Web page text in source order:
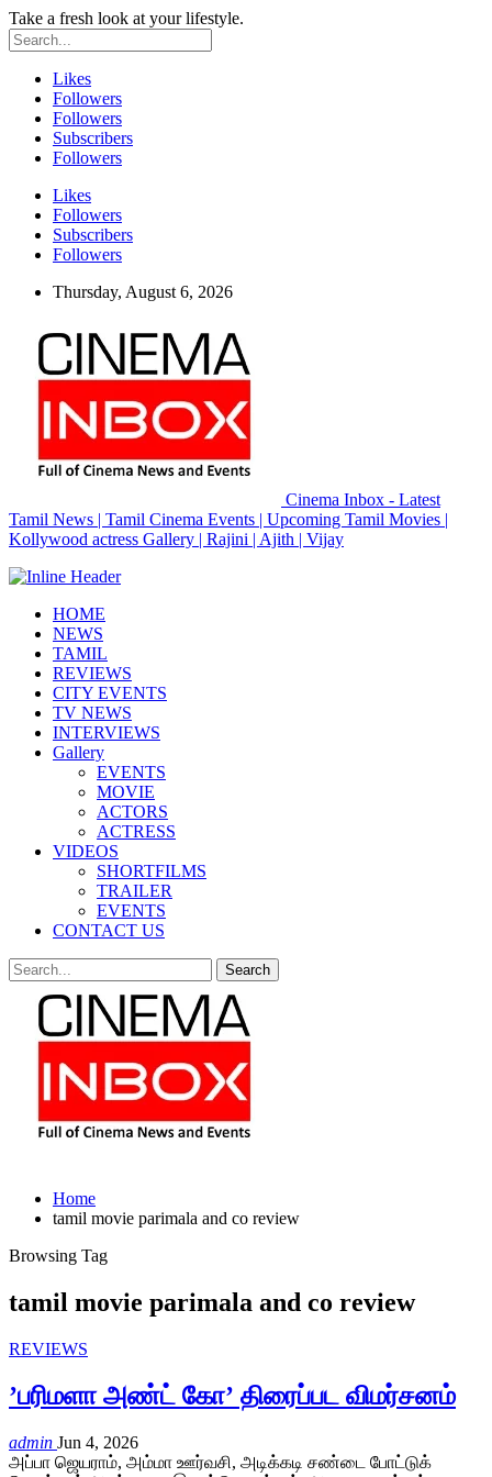
Take a fresh look at your lifestyle.
Likes
Followers
Followers
Subscribers
Followers
Likes
Followers
Subscribers
Followers
Thursday, August 6, 2026
Cinema Inbox - Latest
Tamil News | Tamil Cinema Events | Upcoming Tamil Movies |
Kollywood actress Gallery | Rajini | Ajith | Vijay
HOME
NEWS
TAMIL
REVIEWS
CITY EVENTS
TV NEWS
INTERVIEWS
Gallery
EVENTS
MOVIE
ACTORS
ACTRESS
VIDEOS
SHORTFILMS
TRAILER
EVENTS
CONTACT US
Home
tamil movie parimala and co review
Browsing Tag
tamil movie parimala and co review
REVIEWS
’பரிமளா அண்ட் கோ’ திரைப்பட விமர்சனம்
admin Jun 4, 2026
அப்பா ஜெயராம், அம்மா ஊர்வசி, அடிக்கடி சண்டை போட்டுக்